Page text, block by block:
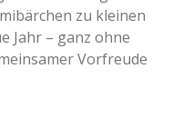
zu kleinen
Jahr – ganz ohne
Vorfreude